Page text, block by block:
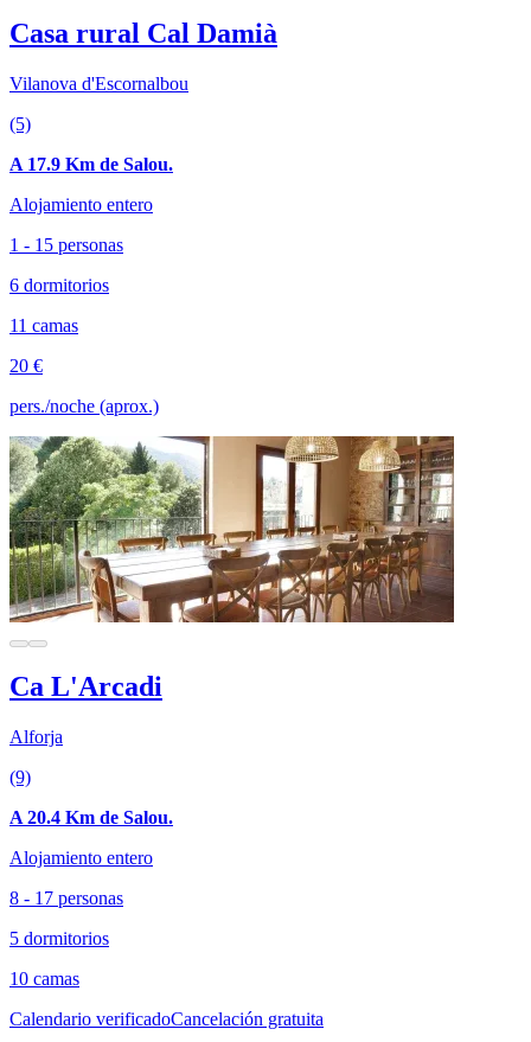
Casa rural Cal Damià
Vilanova d'Escornalbou
(5)
A 17.9 Km de Salou.
Alojamiento entero
1 - 15 personas
6 dormitorios
11 camas
20 €
pers./noche (aprox.)
Ca L'Arcadi
Alforja
(9)
A 20.4 Km de Salou.
Alojamiento entero
8 - 17 personas
5 dormitorios
10 camas
Calendario verificadoCancelación gratuita